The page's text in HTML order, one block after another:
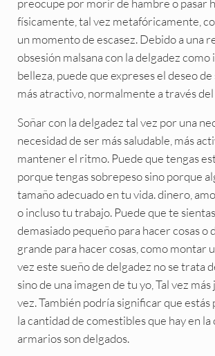
físicamente, tal vez metafóricamente,
un momento de escasez. Debido a una
obsesión malsana con la delgadez como
belleza, puede que expreses el deseo
más atractivo, normalmente a través
Soñar con la delgadez tal vez por una
necesidad de ser más saludable, más
mantener el ritmo. Puede que tengas
porque tengas sobrepeso sino porque
tamaño adecuado en tu vida. dinero,
o incluso tu trabajo. Puede que te
demasiado pequeño para hacer cosas o
grande para hacer cosas, como montar
vez este sueño de delgadez no se trata
sino de una imagen de tu yo, Tal vez
vez. También podría significar que
la cantidad de comestibles que hay en la
armarios son delgados.